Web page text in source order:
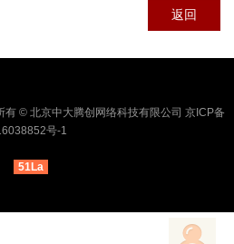
返回
© 北京中大腾创网络科技有限公司 京ICP备
号-1
51La